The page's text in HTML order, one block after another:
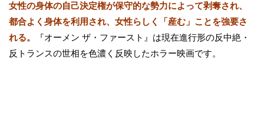
女性の身体の自己決定権が保守的な勢力によって剥奪され、
都合よく身体を利用され、女性らしく「産む」ことを強要さ
れる。
『オーメン ザ・ファースト』は現在進行形の反中絶・
反トランスの世相を色濃く反映したホラー映画です。